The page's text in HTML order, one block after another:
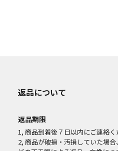
返品について
返品期限
1, 商品到着後７日以内にご連絡く
2, 商品が破損・汚損していた場